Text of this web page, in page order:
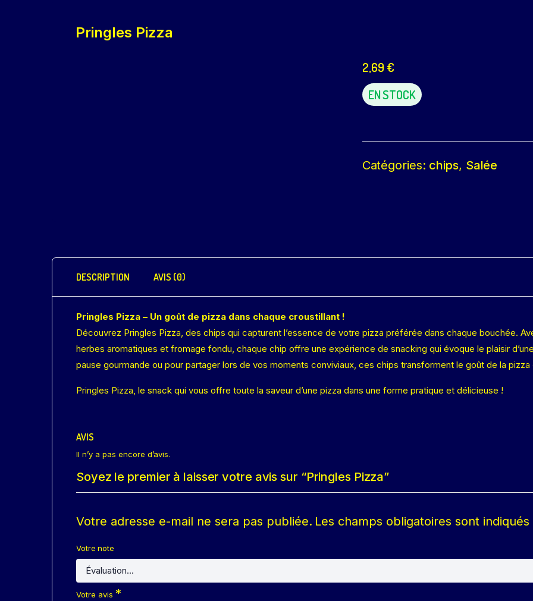
Pringles Pizza
2,69 €
EN STOCK
Catégories: chips, Salée
DESCRIPTION AVIS (0)
Pringles Pizza – Un goût de pizza dans chaque croustillant !
Découvrez Pringles Pizza, des chips qui capturent l’essence de votre pizza préférée dans chaque bouchée.
herbes aromatiques et fromage fondu, chaque chip offre une expérience de snacking qui évoque le plaisir
pause gourmande ou pour partager lors de vos moments conviviaux, ces chips transforment le goût de la
Pringles Pizza, le snack qui vous offre toute la saveur d’une pizza dans une forme pratique et délicieuse !
AVIS
Il n’y a pas encore d’avis.
Soyez le premier à laisser votre avis sur “Pringles Pizza”
Votre adresse e-mail ne sera pas publiée. Les champs obligatoires sont indiqués
Votre note
Votre avis *